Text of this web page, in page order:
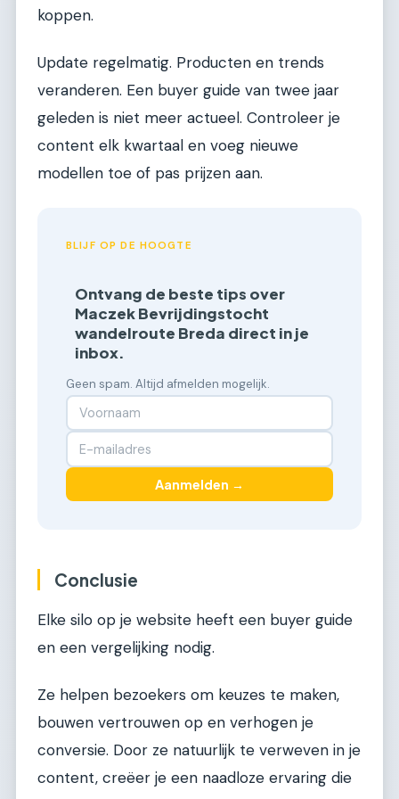
koppen.
Update regelmatig. Producten en trends
veranderen. Een buyer guide van twee jaar
geleden is niet meer actueel. Controleer je
content elk kwartaal en voeg nieuwe
modellen toe of pas prijzen aan.
BLIJF OP DE HOOGTE
Ontvang de beste tips over
Maczek Bevrijdingstocht
wandelroute Breda direct in je
inbox.
Geen spam. Altijd afmelden mogelijk.
Aanmelden →
Conclusie
Elke silo op je website heeft een buyer guide
en een vergelijking nodig.
Ze helpen bezoekers om keuzes te maken,
bouwen vertrouwen op en verhogen je
conversie. Door ze natuurlijk te verweven in je
content, creëer je een naadloze ervaring die